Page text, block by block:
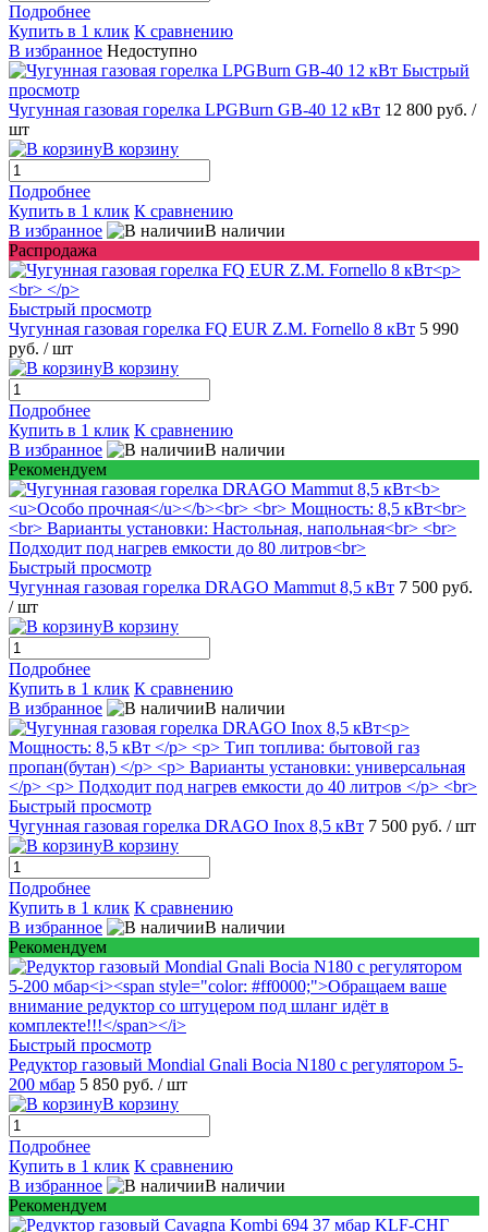
Подробнее
Купить в 1 клик К сравнению
В избранное Недоступно
Быстрый
просмотр
Чугунная газовая горелка LPGBurn GB-40 12 кВт 12 800 руб. /
шт
В корзину
Подробнее
Купить в 1 клик К сравнению
В избранное
В наличии
Распродажа
Быстрый просмотр
Чугунная газовая горелка FQ EUR Z.M. Fornello 8 кВт 5 990
руб. / шт
В корзину
Подробнее
Купить в 1 клик К сравнению
В избранное
В наличии
Рекомендуем
Быстрый просмотр
Чугунная газовая горелка DRAGO Mammut 8,5 кВт 7 500 руб.
/ шт
В корзину
Подробнее
Купить в 1 клик К сравнению
В избранное
В наличии
Быстрый просмотр
Чугунная газовая горелка DRAGO Inox 8,5 кВт 7 500 руб. / шт
В корзину
Подробнее
Купить в 1 клик К сравнению
В избранное
В наличии
Рекомендуем
Быстрый просмотр
Редуктор газовый Mondial Gnali Bocia N180 c регулятором 5-
200 мбар 5 850 руб. / шт
В корзину
Подробнее
Купить в 1 клик К сравнению
В избранное
В наличии
Рекомендуем